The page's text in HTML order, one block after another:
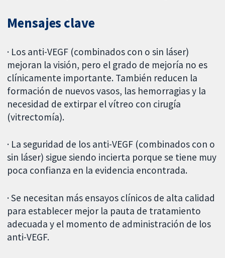
Mensajes clave
· Los anti-VEGF (combinados con o sin láser)
mejoran la visión, pero el grado de mejoría no es
clínicamente importante. También reducen la
formación de nuevos vasos, las hemorragias y la
necesidad de extirpar el vítreo con cirugía
(vitrectomía).
· La seguridad de los anti-VEGF (combinados con o
sin láser) sigue siendo incierta porque se tiene muy
poca confianza en la evidencia encontrada.
· Se necesitan más ensayos clínicos de alta calidad
para establecer mejor la pauta de tratamiento
adecuada y el momento de administración de los
anti-VEGF.